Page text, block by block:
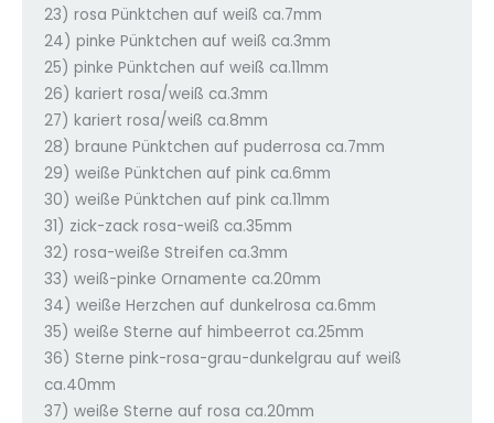
23) rosa Pünktchen auf weiß ca.7mm
24) pinke Pünktchen auf weiß ca.3mm
25) pinke Pünktchen auf weiß ca.11mm
26) kariert rosa/weiß ca.3mm
27) kariert rosa/weiß ca.8mm
28) braune Pünktchen auf puderrosa ca.7mm
29) weiße Pünktchen auf pink ca.6mm
30) weiße Pünktchen auf pink ca.11mm
31) zick-zack rosa-weiß ca.35mm
32) rosa-weiße Streifen ca.3mm
33) weiß-pinke Ornamente ca.20mm
34) weiße Herzchen auf dunkelrosa ca.6mm
35) weiße Sterne auf himbeerrot ca.25mm
36) Sterne pink-rosa-grau-dunkelgrau auf weiß
ca.40mm
37) weiße Sterne auf rosa ca.20mm